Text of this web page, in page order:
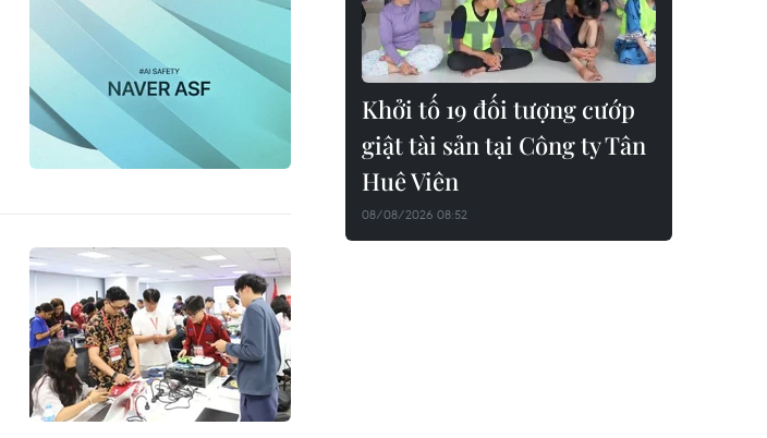
Khởi tố 19 đối tượng cướp
giật tài sản tại Công ty Tân
Huê Viên
08/08/2026 08:52